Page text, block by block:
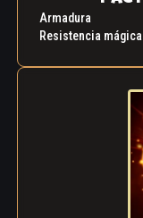
Armadura
Resistencia mágica